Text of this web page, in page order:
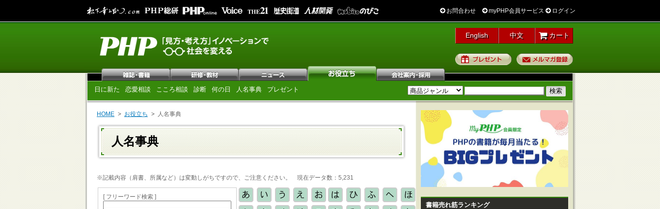
お問合わせ myPHP会員サービス ログイン
English 中文 カート
プレゼント
日に新た 恋愛相談 こころ相談 診断 何の日 人名事典 プレゼント
HOME お役立ち 人名事典
人名事典
※記載内容（肩書、所属など）は変動しがちですので、ご注意ください。 現在データ数：5,231
[ フリーワード検索 ]
書籍売れ筋ランキング